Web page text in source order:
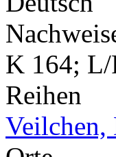
K 164;
Reihen
Veilchen,